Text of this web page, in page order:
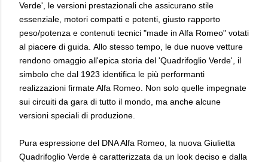
Verde', le versioni prestazionali che assicurano stile
essenziale, motori compatti e potenti, giusto rapporto
peso/potenza e contenuti tecnici "made in Alfa Romeo" votati
al piacere di guida. Allo stesso tempo, le due nuove vetture
rendono omaggio all'epica storia del 'Quadrifoglio Verde', il
simbolo che dal 1923 identifica le più performanti
realizzazioni firmate Alfa Romeo. Non solo quelle impegnate
sui circuiti da gara di tutto il mondo, ma anche alcune
versioni speciali di produzione.
Pura espressione del DNA Alfa Romeo, la nuova Giulietta
Quadrifoglio Verde è caratterizzata da un look deciso e dalla